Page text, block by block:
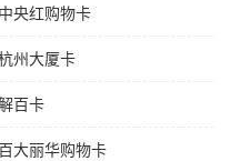
央红购物卡
州大厦卡
百卡
大丽华购物卡